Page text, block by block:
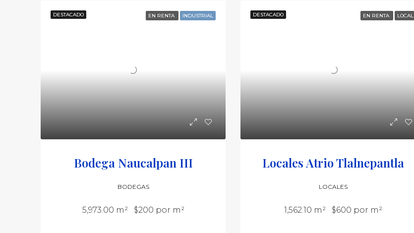
DESTACADO EN RENTA INDUSTRIAL
Bodega Naucalpan III
BODEGAS
5,973.00 m² $200 por m²
DESTACADO EN RENTA LOCAL
Locales Atrio Tlalnepantla
LOCALES
1,562.10 m² $600 por m²